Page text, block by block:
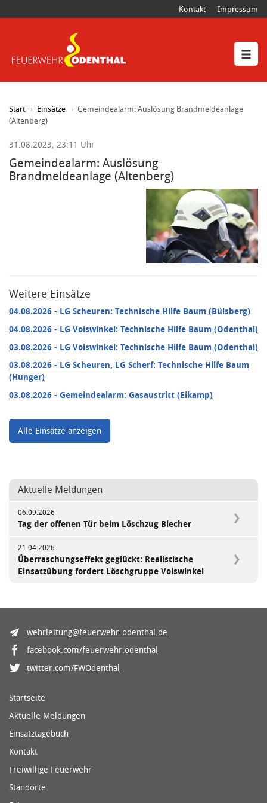
Kontakt Impressum
Start Einsätze
Gemeindealarm: Auslösung Brandmeldeanlage
(Altenberg)
31.08.2023, 23:11 Uhr
Gemeindealarm: Auslösung
Brandmeldeanlage (Altenberg)
Weitere Einsätze
04.08.2026 - LG Scheuren: Technische Hilfe Baum (Bülsberg)
04.08.2026 - LG Voiswinkel: Technische Hilfe Baum (Odenthal)
03.08.2026 - LG Voiswinkel: Technische Hilfe Baum (Odenthal)
03.08.2026 - LG Scheuren, LG Scherf: Technische Hilfe Baum
(Hunger)
03.08.2026 - Gemeindealarm: Gasaustritt (Eikamp)
Alle Einsätze anzeigen
Aktuelle Meldungen
06.09.2026
Tag der offenen Tür beim Löschzug Blecher
21.04.2026
Überraschungseffekt geglückt: Realistische
Einsatzübung fordert Löschgruppe Voiswinkel
wehrleitung@feuerwehr-odenthal.de
facebook.com/feuerwehr.odenthal
twitter.com/FWOdenthal
Startseite
Aktuelle Meldungen
Einsatztagebuch
Kontakt
Freiwillige Feuerwehr
Standorte